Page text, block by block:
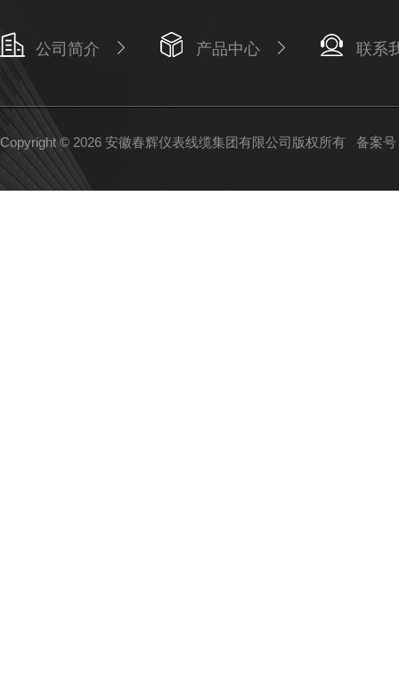
公司简介 产品中心 联系
Copyright © 2026 安徽春辉仪表线缆集团有限公司版权所有 备案号